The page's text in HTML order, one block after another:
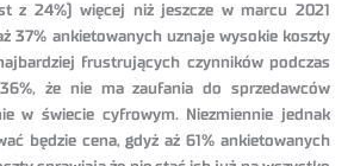
z 24%) więcej niż jeszcze w marcu 2021
37% ankietowanych uznaje wysokie koszty
frustrujących czynników podczas
że nie ma zaufania do sprzedawców
w świecie cyfrowym. Niezmiennie jednak
będzie cena, gdyż aż 61% ankietowanych